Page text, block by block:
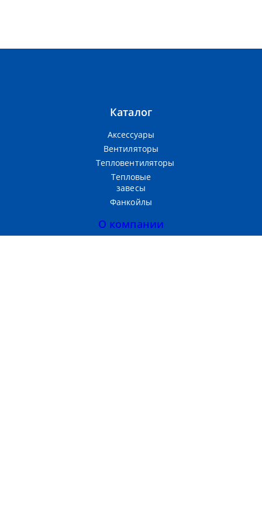
Каталог
Аксессуары
Вентиляторы
Тепловентиляторы
Тепловые
завесы
Фанкойлы
О компании